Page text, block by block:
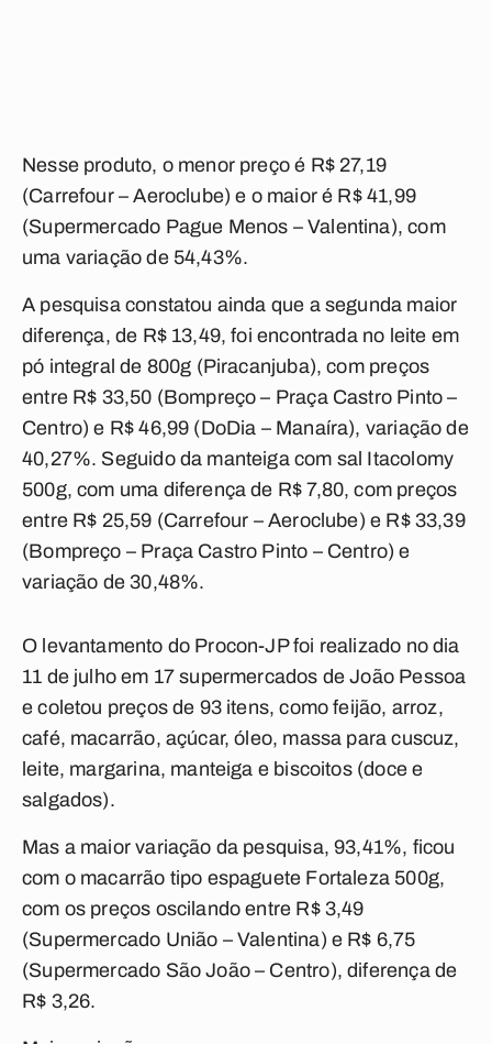
Nesse produto, o menor preço é R$ 27,19
(Carrefour – Aeroclube) e o maior é R$ 41,99
(Supermercado Pague Menos – Valentina), com
uma variação de 54,43%.
A pesquisa constatou ainda que a segunda maior
diferença, de R$ 13,49, foi encontrada no leite em
pó integral de 800g (Piracanjuba), com preços
entre R$ 33,50 (Bompreço – Praça Castro Pinto –
Centro) e R$ 46,99 (DoDia – Manaíra), variação de
40,27%. Seguido da manteiga com sal Itacolomy
500g, com uma diferença de R$ 7,80, com preços
entre R$ 25,59 (Carrefour – Aeroclube) e R$ 33,39
(Bompreço – Praça Castro Pinto – Centro) e
variação de 30,48%.
O levantamento do Procon-JP foi realizado no dia
11 de julho em 17 supermercados de João Pessoa
e coletou preços de 93 itens, como feijão, arroz,
café, macarrão, açúcar, óleo, massa para cuscuz,
leite, margarina, manteiga e biscoitos (doce e
salgados).
Mas a maior variação da pesquisa, 93,41%, ficou
com o macarrão tipo espaguete Fortaleza 500g,
com os preços oscilando entre R$ 3,49
(Supermercado União – Valentina) e R$ 6,75
(Supermercado São João – Centro), diferença de
R$ 3,26.